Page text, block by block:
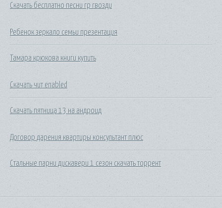
Скачать бесплатно песни гр гвозди
Ребенок зеркало семьи презентация
Тамара крюкова книги купить
Скачать чит enabled
Скачать пятница 13 на андроид
Договор дарения квартиры консультант плюс
Стальные парни дискавери 1 сезон скачать торрент